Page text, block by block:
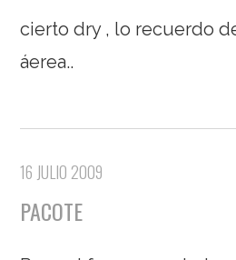
cierto dry , lo recuerdo
áerea..
16 JULIO 2009
PACOTE